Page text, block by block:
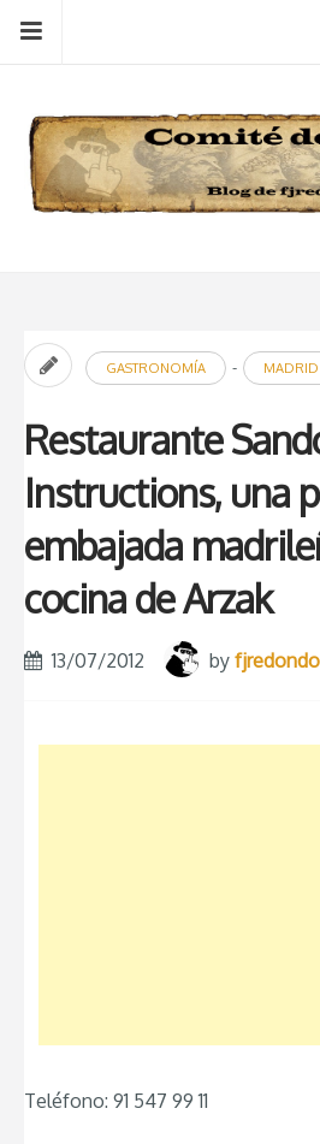
content
Menu
then
press
enter
Type your search keyword, and
GASTRONOMÍA - MADRID
Restaurante
Instructions, una
embajada
cocina de Arzak
13/07/2012 by fjredondo
Teléfono: 91 547 99 11